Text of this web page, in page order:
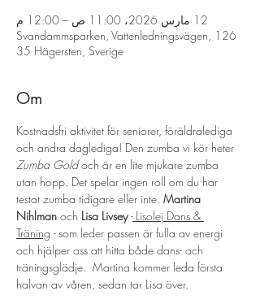
12 مارس 2026، 11:00 ص – 12:00 م
Svandammsparken, Vattenledningsvägen, 126
35 Hägersten, Sverige
Om
Kostnadsfri aktivitet för seniorer, föräldralediga
och andra daglediga! Den zumba vi kör heter
Zumba Gold och är en lite mjukare zumba
utan hopp. Det spelar ingen roll om du har
testat zumba tidigare eller inte. Martina
Nihlman och Lisa Livsey - Lisolej Dans &
Träning - som leder passen är fulla av energi
och hjälper oss att hitta både dans- och
träningsglädje.  Martina kommer leda första
halvan av våren, sedan tar Lisa över.